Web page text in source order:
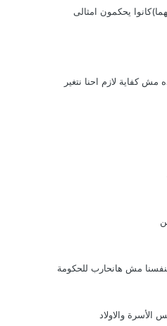
يحكمون امثالى
كفاية لازم احنا نتغير
مش هانحارب للحكومة
الأسرة والاولاد